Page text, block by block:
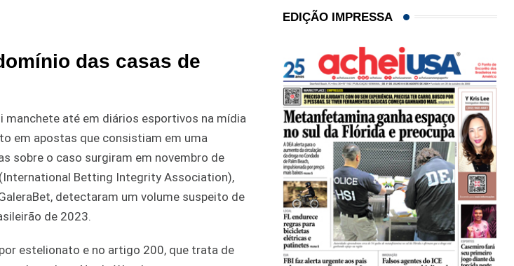
das casas de
até em diários esportivos na mídia
em apostas que consistiam em uma
sobre o caso surgiram em novembro de
Betting Integrity Association),
detectaram um volume suspeito de
de 2023.
estelionato e no artigo 200, que trata de
EDIÇÃO IMPRESSA